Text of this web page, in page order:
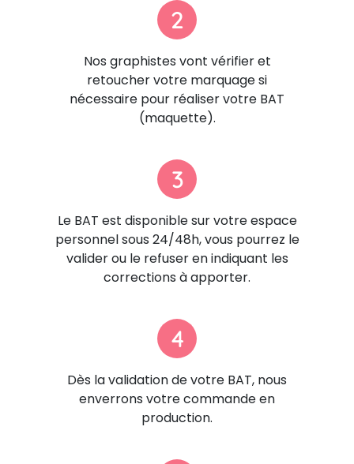
2
Nos graphistes vont vérifier et
retoucher votre marquage si
nécessaire pour réaliser votre BAT
(maquette).
3
Le BAT est disponible sur votre espace
personnel sous 24/48h, vous pourrez le
valider ou le refuser en indiquant les
corrections à apporter.
4
Dès la validation de votre BAT, nous
enverrons votre commande en
production.